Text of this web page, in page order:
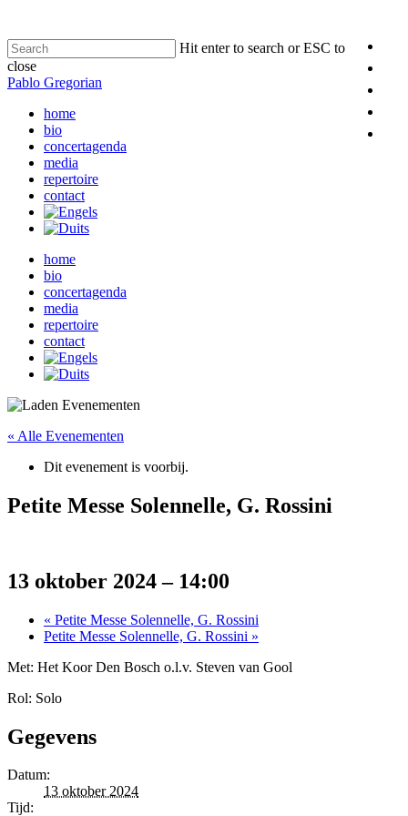
Hit enter to search or ESC to
close
Pablo Gregorian
home
bio
concertagenda
media
repertoire
contact
home
bio
concertagenda
media
repertoire
contact
« Alle Evenementen
Dit evenement is voorbij.
Petite Messe Solennelle, G. Rossini
13 oktober 2024 – 14:00
« Petite Messe Solennelle, G. Rossini
Petite Messe Solennelle, G. Rossini »
Met: Het Koor Den Bosch o.l.v. Steven van Gool
Rol: Solo
Gegevens
Datum:
13 oktober 2024
Tijd: